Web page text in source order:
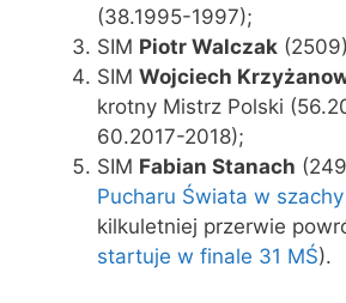
(38.1995-1997);
SIM Piotr Walczak
SIM Wojciech
krotny Mistrz Polski
60.2017-2018);
SIM Fabian Stanach
Pucharu Świata w
kilkuletniej przerwie
startuje w finale 31 MŚ).